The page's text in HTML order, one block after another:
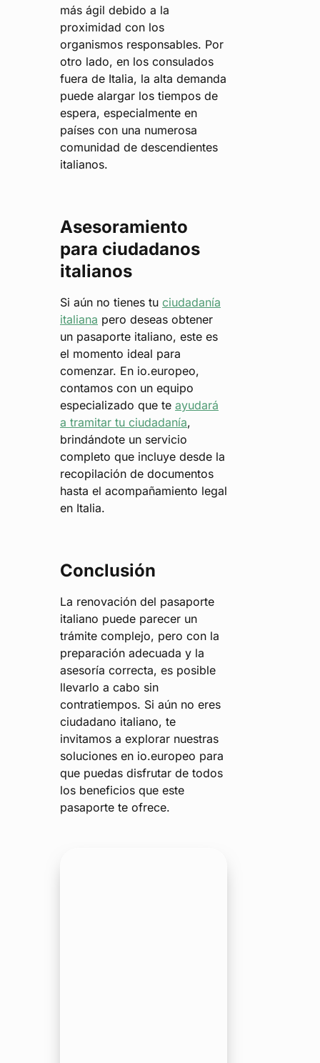
más ágil debido a la
proximidad con los
organismos responsables. Por
otro lado, en los consulados
fuera de Italia, la alta demanda
puede alargar los tiempos de
espera, especialmente en
países con una numerosa
comunidad de descendientes
italianos.
Asesoramiento
para ciudadanos
italianos
Si aún no tienes tuciudadanía
italiana pero deseas obtener
un pasaporte italiano, este es
el momento ideal para
comenzar. En io.europeo,
contamos con un equipo
especializado que teayudará
a tramitar tu ciudadanía,
brindándote un servicio
completo que incluye desde la
recopilación de documentos
hasta el acompañamiento legal
en Italia.
Conclusión
La renovación del pasaporte
italiano puede parecer un
trámite complejo, pero con la
preparación adecuada y la
asesoría correcta, es posible
llevarlo a cabo sin
contratiempos. Si aún no eres
ciudadano italiano, te
invitamos a explorar nuestras
soluciones en io.europeo para
que puedas disfrutar de todos
los beneficios que este
pasaporte te ofrece.